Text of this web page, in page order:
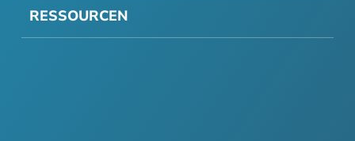
RESSOURCEN